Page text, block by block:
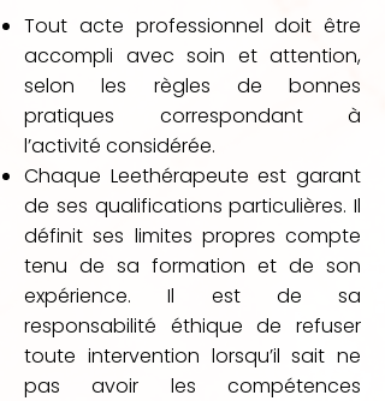
Tout acte professionnel doit être
accompli avec soin et attention,
selon les règles de bonnes
pratiques correspondant à
l’activité considérée.
Chaque Leethérapeute est garant
de ses qualifications particulières. Il
définit ses limites propres compte
tenu de sa formation et de son
expérience. Il est de sa
responsabilité éthique de refuser
toute intervention lorsqu’il sait ne
pas avoir les compétences